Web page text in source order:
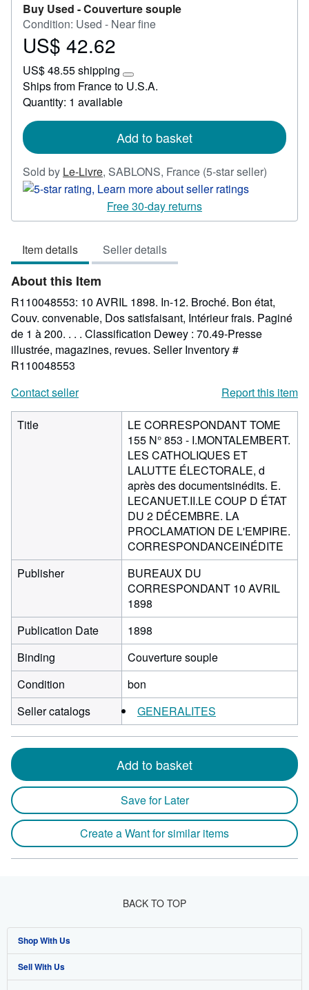
Buy Used -Couverture souple
Condition: Used - Near fine
Price
42.62
US$ 42.62
US$ 48.55 shipping
Learn
more
rates
Ships from France to U.S.A.
Quantity: 1 available
Add to basket
Sold by Le-Livre, SABLONS, France (5-star seller)
out
Free 30-day returns
Item details Seller details
About this Item
R110048553: 10 AVRIL 1898. In-12. Broché. Bon état,
Couv. convenable, Dos satisfaisant, Intérieur frais. Paginé
de 1 à 200. . . . Classification Dewey : 70.49-Presse
illustrée, magazines, revues. Seller Inventory #
R110048553
Contact seller
Report this item
Title
LE CORRESPONDANT TOME
155 N° 853 - I.MONTALEMBERT.
LES CATHOLIQUES ET
LALUTTE ÉLECTORALE, d
après des documentsinédits. E.
LECANUET.II.LE COUP D ÉTAT
DU 2 DÉCEMBRE. LA
PROCLAMATION DE L'EMPIRE.
CORRESPONDANCEINÉDITE
Publisher
BUREAUX DU
CORRESPONDANT 10 AVRIL
1898
Publication Date
1898
Binding
Couverture souple
Condition
bon
Seller catalogs
GENERALITES
Add to basket
Save for Later
Create a Want for similar items
BACK TO TOP
Shop With Us
Advanced Search
Sell With Us